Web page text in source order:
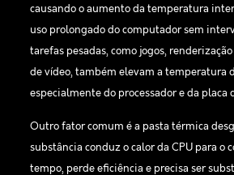
causando o aumento da temperatura
uso prolongado do computador sem
tarefas pesadas, como jogos,
de vídeo, também elevam a temperatura
especialmente do processador e da placa
Outro fator comum é a pasta térmica
substância conduz o calor da CPU para o
tempo, perde eficiência e precisa ser